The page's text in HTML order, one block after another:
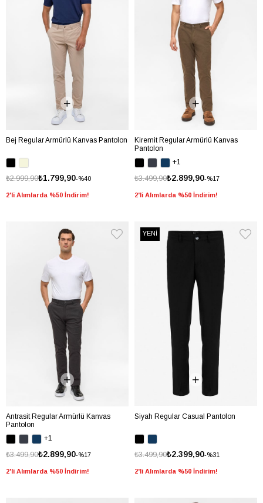
Bej Regular Armürlü Kanvas Pantolon
%40
₺1.799,90
₺2.999,90
2'li Alımlarda %50 İndirim!
Kiremit Regular Armürlü Kanvas
Pantolon
+1
%17
₺2.899,90
₺3.499,90
2'li Alımlarda %50 İndirim!
Antrasit Regular Armürlü Kanvas
Pantolon
+1
%17
₺2.899,90
₺3.499,90
2'li Alımlarda %50 İndirim!
Siyah Regular Casual Pantolon
%31
₺2.399,90
₺3.499,90
2'li Alımlarda %50 İndirim!
YENİ